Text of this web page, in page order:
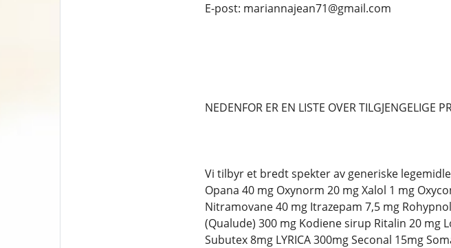
E-post: mariannajean71@gmail.com
NEDENFOR ER EN LISTE OVER TILGJENGELIGE
Vi tilbyr et bredt spekter av generiske
Opana 40 mg Oxynorm 20 mg Xalol 1 mg
Nitramovane 40 mg Itrazepam 7,5 mg
(Qualude) 300 mg Kodiene sirup Ritalin 20 mg
Subutex 8mg LYRICA 300mg Seconal 15mg